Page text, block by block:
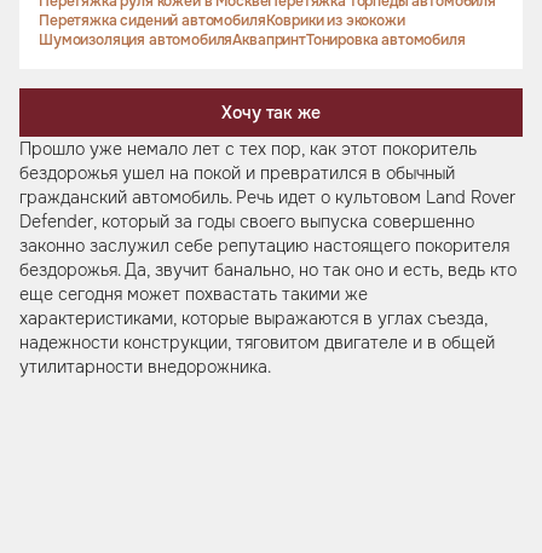
Перетяжка сидений автомобиляКоврики из экокожи
Шумоизоляция автомобиляАквапринтТонировка автомобиля
Хочу так же
Прошло уже немало лет с тех пор, как этот покоритель
бездорожья ушел на покой и превратился в обычный
гражданский автомобиль. Речь идет о культовом Land Rover
Defender, который за годы своего выпуска совершенно
законно заслужил себе репутацию настоящего покорителя
бездорожья. Да, звучит банально, но так оно и есть, ведь кто
еще сегодня может похвастать такими же
характеристиками, которые выражаются в углах съезда,
надежности конструкции, тяговитом двигателе и в общей
утилитарности внедорожника.